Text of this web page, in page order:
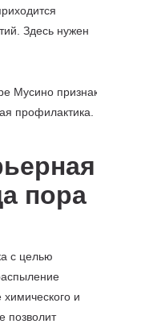
Здесь нужен
пора
с целью
и
позволит